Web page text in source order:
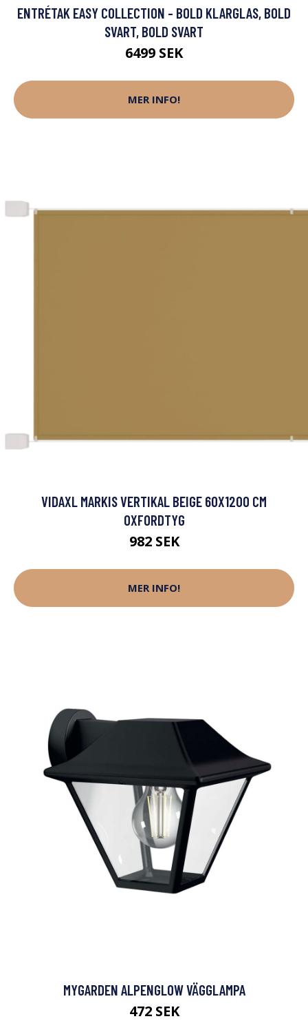
ENTRÉTAK EASY COLLECTION - BOLD KLARGLAS, BOLD
SVART, BOLD SVART
6499 SEK
MER INFO!
VIDAXL MARKIS VERTIKAL BEIGE 60X1200 CM
OXFORDTYG
982 SEK
MER INFO!
MYGARDEN ALPENGLOW VÄGGLAMPA
472 SEK